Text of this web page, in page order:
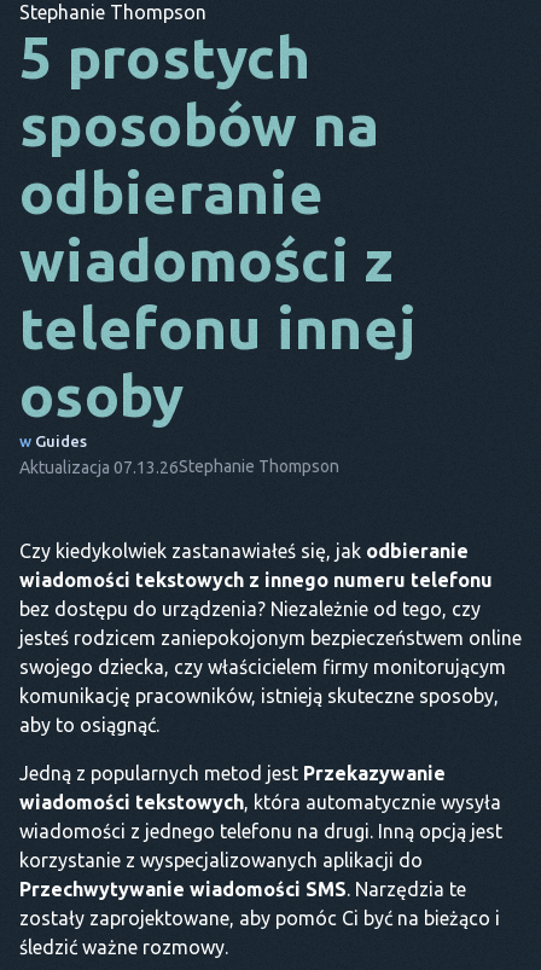
DA
FR
NL
Stephanie Thompson
5 prostych
sposobów na
odbieranie
wiadomości z
telefonu innej
osoby
w Guides
Aktualizacja 07.13.26Stephanie Thompson
Czy kiedykolwiek zastanawiałeś się, jak odbieranie
wiadomości tekstowych z innego numeru telefonu
bez dostępu do urządzenia? Niezależnie od tego, czy
jesteś rodzicem zaniepokojonym bezpieczeństwem online
swojego dziecka, czy właścicielem firmy monitorującym
komunikację pracowników, istnieją skuteczne sposoby,
aby to osiągnąć.
Jedną z popularnych metod jest Przekazywanie
wiadomości tekstowych, która automatycznie wysyła
wiadomości z jednego telefonu na drugi. Inną opcją jest
korzystanie z wyspecjalizowanych aplikacji do
Przechwytywanie wiadomości SMS. Narzędzia te
zostały zaprojektowane, aby pomóc Ci być na bieżąco i
śledzić ważne rozmowy.